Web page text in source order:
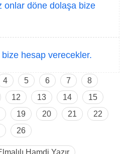
onlar döne dolaşa bize
hesap verecekler.
4 5 6 7
8
12 13 14
15
19 20 21
22
26
Hamdi Yazır